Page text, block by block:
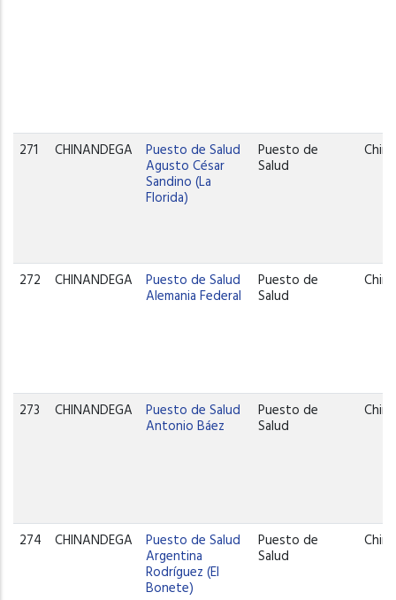
271 CHINANDEGA Puesto de Salud
Agusto César
Sandino (La
Florida)
Puesto de
Salud
272 CHINANDEGA Puesto de Salud
Alemania Federal
Puesto de
Salud
273 CHINANDEGA Puesto de Salud
Antonio Báez
Puesto de
Salud
274 CHINANDEGA Puesto de Salud
Argentina
Rodríguez (El
Bonete)
Puesto de
Salud